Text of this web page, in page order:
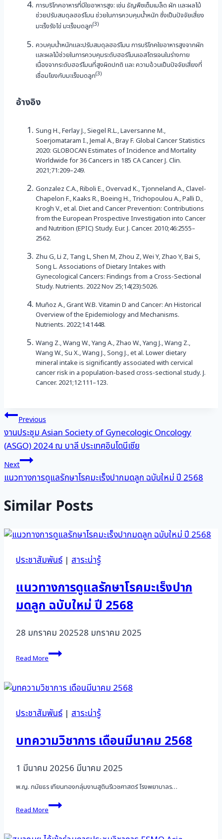
การบริโภคอาหารที่มีใยอาหารสูง: เช่น ธัญพืชเต็มเมล็ด ผัก และผลไม้
ช่วยปรับสมดุลฮอร์โมน ช่วยในการควบคุมน้ำหนัก ซึ่งเป็นปัจจัยเสี่ยง
มะเร็งรังไข่ มะเร็งมดลูก(3)
ควบคุมน้ำหนักและปรับสมดุลฮอร์โมน การบริโภคใยอาหารสูงจากผัก
และผลไม้ช่วยในการควบคุมระดับฮอร์โมนเอสโตรเจนในร่างกาย
เนื่องจากระดับฮอร์โมนที่สูงผิดปกติ และ ความอ้วนเป็นปัจจัยเสี่ยงที่
เชื่อมโยงกับมะเร็งมดลูก(3)
อ้างอิง
Sung H., Ferlay J., Siegel R.L., Laversanne M.,
Soerjomataram I., Jemal A., Bray F. Global Cancer Statistics
2020: GLOBOCAN Estimates of Incidence and Mortality
Worldwide for 36 Cancers in 185 CA Cancer J. Clin.
2021;71:209–249.
Gonzalez C.A., Riboli E., Overvad K., Tjonneland A., Clavel-
Chapelon F., Kaaks R., Boeing H., Trichopoulou A., Palli D.,
Krogh V., et al. Diet and Cancer Prevention: Contributions
from the European Prospective Investigation into Cancer
and Nutrition (EPIC) Study. Eur. J. Cancer. 2010;46:2555–
2562.
Zhu G, Li Z, Tang L, Shen M, Zhou Z, Wei Y, Zhao Y, Bai S,
Song L. Associations of Dietary Intakes with
Gynecological Cancers: Findings from a Cross-Sectional
Study. Nutrients. 2022 Nov 25;14(23):5026.
Muñoz A., Grant W.B. Vitamin D and Cancer: An Historical
Overview of the Epidemiology and Mechanisms.
Nutrients. 2022;14:1448.
Wang Z., Wang W., Yang A., Zhao W., Yang J., Wang Z.,
Wang W., Su X., Wang J., Song J., et al. Lower dietary
mineral intake is significantly associated with cervical
cancer risk in a population-based cross-sectional study. J.
Cancer. 2021;12:111–123.
แนะแนว
เรื่อง
Previous
งานประชุม Asian Society of Gynecologic Oncology
(ASGO) 2024 ณ บาลี ประเทศอินโดนีเซีย
Next
แนวทางการดูแลรักษาโรคมะเร็งปากมดลูก ฉบับใหม่ ปี 2568
Similar Posts
ประชาสัมพันธ์| สาระน่ารู้
แนวทางการดูแลรักษาโรคมะเร็งปาก
มดลูก ฉบับใหม่ ปี 2568
28 มกราคม 202528 มกราคม 2025
Read More
แนวทาง
การ
โรค
ปาก
ใหม่
ประชาสัมพันธ์| สาระน่ารู้
บทความวิชาการ เดือนมีนาคม 2568
1 มีนาคม 20256 มีนาคม 2025
พ.ญ. กมัยธร เทียนทองกลุ่มงานสูตินรีเวชศาสตร์ โรงพยาบาลร…
Read More
บทความ
วิชาการ
มีนาคม